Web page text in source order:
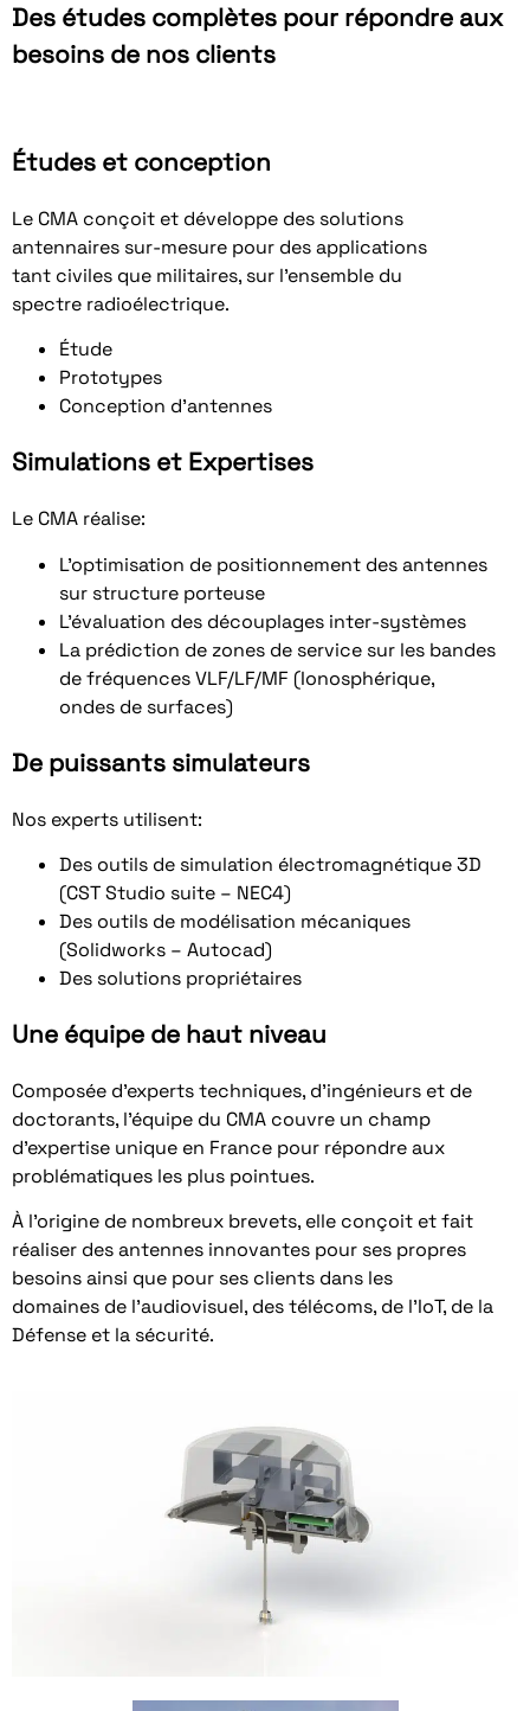
Des études complètes pour répondre aux
besoins de nos clients
Études et conception
Le CMA conçoit et développe des solutions
antennaires sur-mesure pour des applications
tant civiles que militaires, sur l’ensemble du
spectre radioélectrique.
Étude
Prototypes
Conception d’antennes
Simulations et Expertises
Le CMA réalise:
L’optimisation de positionnement des antennes
sur structure porteuse
L’évaluation des découplages inter-systèmes
La prédiction de zones de service sur les bandes
de fréquences VLF/LF/MF (Ionosphérique,
ondes de surfaces)
De puissants simulateurs
Nos experts utilisent:
Des outils de simulation électromagnétique 3D
(CST Studio suite – NEC4)
Des outils de modélisation mécaniques
(Solidworks – Autocad)
Des solutions propriétaires
Une équipe de haut niveau
Composée d’experts techniques, d’ingénieurs et de
doctorants, l’équipe du CMA couvre un champ
d’expertise unique en France pour répondre aux
problématiques les plus pointues.
À l’origine de nombreux brevets, elle conçoit et fait
réaliser des antennes innovantes pour ses propres
besoins ainsi que pour ses clients dans les
domaines de l’audiovisuel, des télécoms, de l’IoT, de la
Défense et la sécurité.